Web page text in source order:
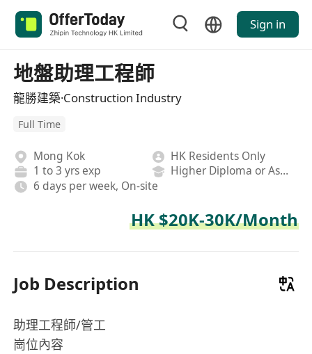
Sign in
地盤助理工程師
龍勝建築·Construction Industry
Full Time
Mong Kok
HK Residents Only
1 to 3 yrs exp
Higher Diploma or Associate Degree
6 days per week, On-site
HK $20K-30K/Month
Job Description
助理工程師/管工
崗位內容